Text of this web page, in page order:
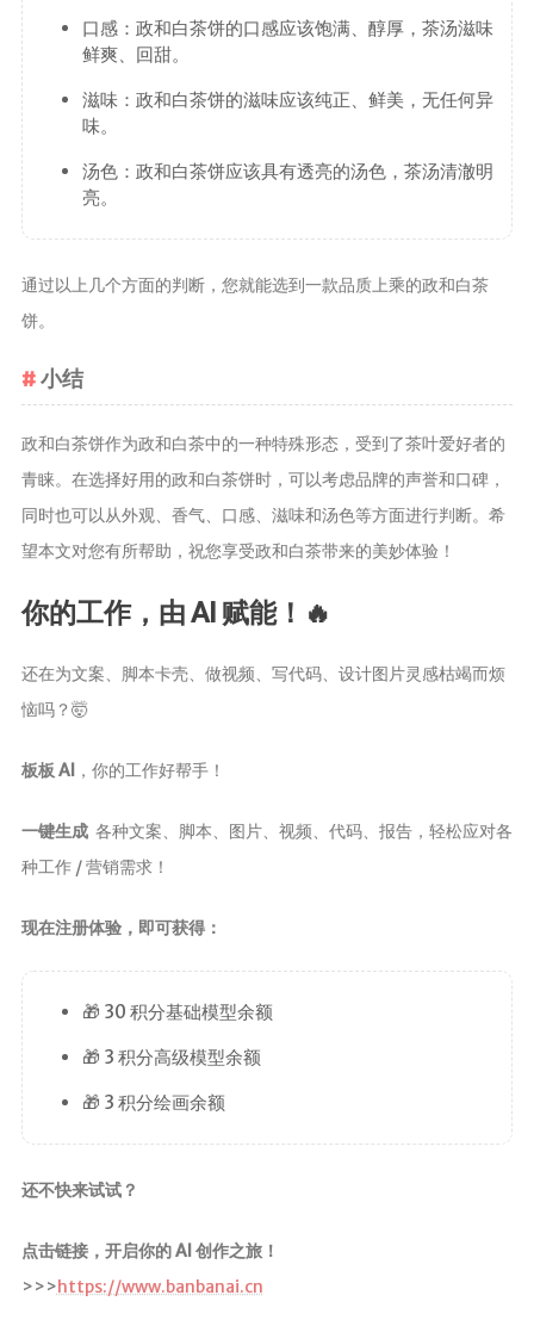
口感：政和白茶饼的口感应该饱满、醇厚，茶汤滋味
鲜爽、回甜。
滋味：政和白茶饼的滋味应该纯正、鲜美，无任何异
味。
汤色：政和白茶饼应该具有透亮的汤色，茶汤清澈明
亮。
通过以上几个方面的判断，您就能选到一款品质上乘的政和白茶
饼。
小结
政和白茶饼作为政和白茶中的一种特殊形态，受到了茶叶爱好者的
青睐。在选择好用的政和白茶饼时，可以考虑品牌的声誉和口碑，
同时也可以从外观、香气、口感、滋味和汤色等方面进行判断。希
望本文对您有所帮助，祝您享受政和白茶带来的美妙体验！
你的工作，由 AI 赋能！🔥
还在为文案、脚本卡壳、做视频、写代码、设计图片灵感枯竭而烦
恼吗？🤯
板板 AI ，你的工作好帮手！
一键生成 各种文案、脚本、图片、视频、代码、报告，轻松应对各
种工作 / 营销需求！
现在注册体验，即可获得：
🎁 30 积分基础模型余额
🎁 3 积分高级模型余额
🎁 3 积分绘画余额
还不快来试试？
点击链接，开启你的 AI 创作之旅！
>>>https://www.banbanai.cn